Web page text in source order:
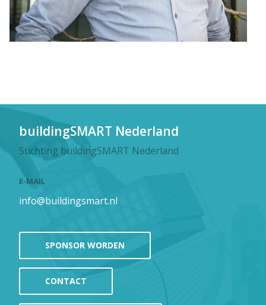
buildingSMART Nederland
Stichting buildingSMART Nederland
E-MAIL
info@buildingsmart.nl
SPONSOR WORDEN
CONTACT